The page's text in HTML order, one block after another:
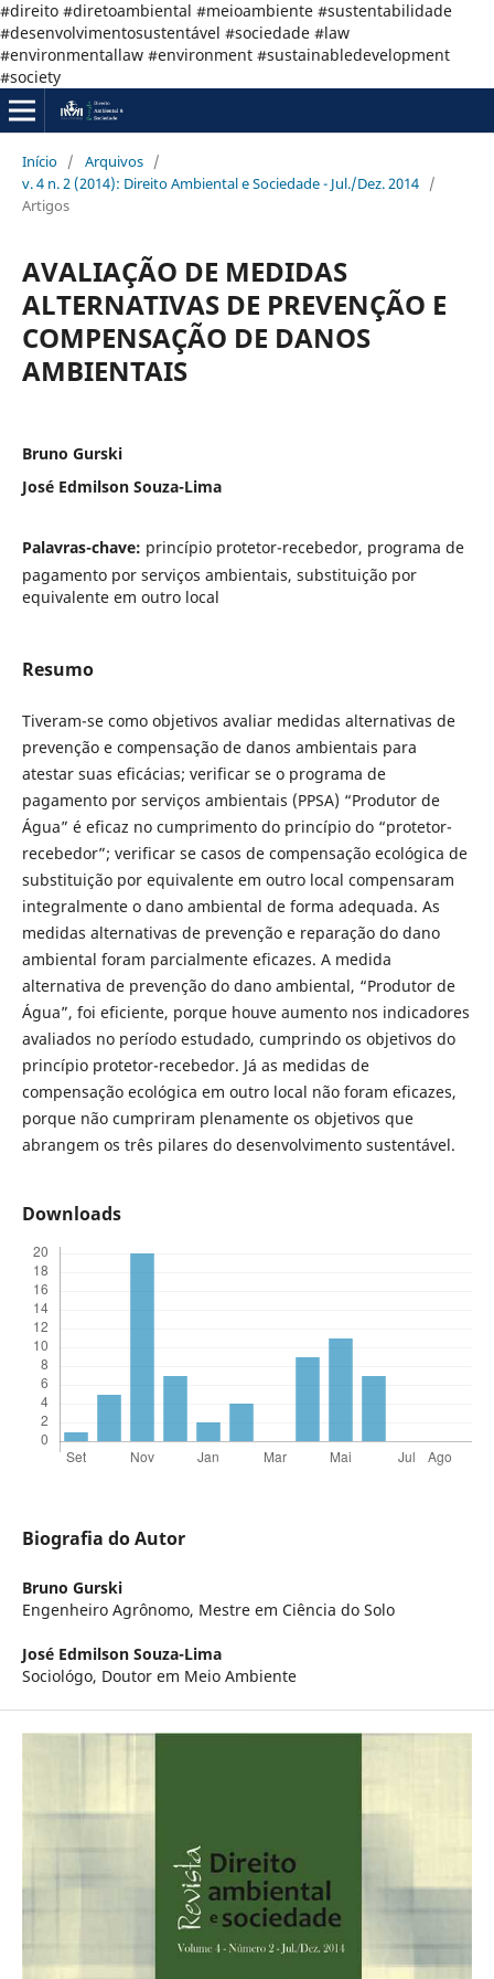
#direito #diretoambiental #meioambiente #sustentabilidade
#desenvolvimentosustentável #sociedade #law
#environmentallaw #environment #sustainabledevelopment
#society
Início / Arquivos /
v. 4 n. 2 (2014): Direito Ambiental e Sociedade - Jul./Dez. 2014 /
Artigos
AVALIAÇÃO DE MEDIDAS
ALTERNATIVAS DE PREVENÇÃO E
COMPENSAÇÃO DE DANOS
AMBIENTAIS
Bruno Gurski
José Edmilson Souza-Lima
Palavras-chave: princípio protetor-recebedor, programa de
pagamento por serviços ambientais, substituição por
equivalente em outro local
Resumo
Tiveram-se como objetivos avaliar medidas alternativas de
prevenção e compensação de danos ambientais para
atestar suas eficácias; verificar se o programa de
pagamento por serviços ambientais (PPSA) “Produtor de
Água” é eficaz no cumprimento do princípio do “protetor-
recebedor”; verificar se casos de compensação ecológica de
substituição por equivalente em outro local compensaram
integralmente o dano ambiental de forma adequada. As
medidas alternativas de prevenção e reparação do dano
ambiental foram parcialmente eficazes. A medida
alternativa de prevenção do dano ambiental, “Produtor de
Água”, foi eficiente, porque houve aumento nos indicadores
avaliados no período estudado, cumprindo os objetivos do
princípio protetor-recebedor. Já as medidas de
compensação ecológica em outro local não foram eficazes,
porque não cumpriram plenamente os objetivos que
abrangem os três pilares do desenvolvimento sustentável.
Downloads
Biografia do Autor
Bruno Gurski
Engenheiro Agrônomo, Mestre em Ciência do Solo
José Edmilson Souza-Lima
Sociológo, Doutor em Meio Ambiente